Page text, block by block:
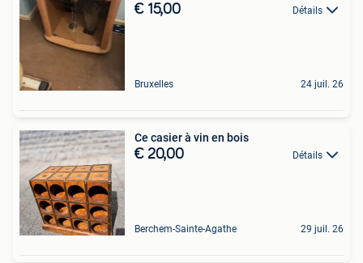
€ 15,00 Détails
Bruxelles 24 juil. 26
Ce casier à vin en bois
€ 20,00 Détails
Berchem-Sainte-Agathe 29 juil. 26